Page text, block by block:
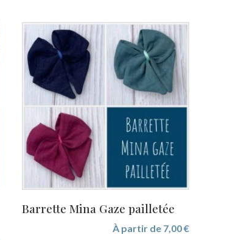
Barrette Mina Gaze pailletée
À partir de 7,00€